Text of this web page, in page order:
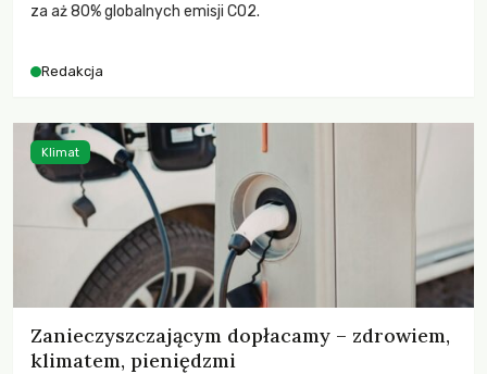
za aż 80% globalnych emisji CO2.
Redakcja
Zanieczyszczającym dopłacamy – zdrowiem,
klimatem, pieniędzmi
Klimat